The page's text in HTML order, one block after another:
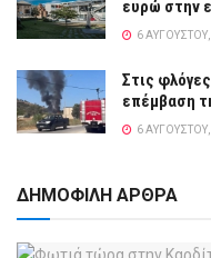
ευρώ στην
6
Στις
επέμβαση
6
ΔΗΜΟΦΙΛΗ ΑΡΘΡΑ